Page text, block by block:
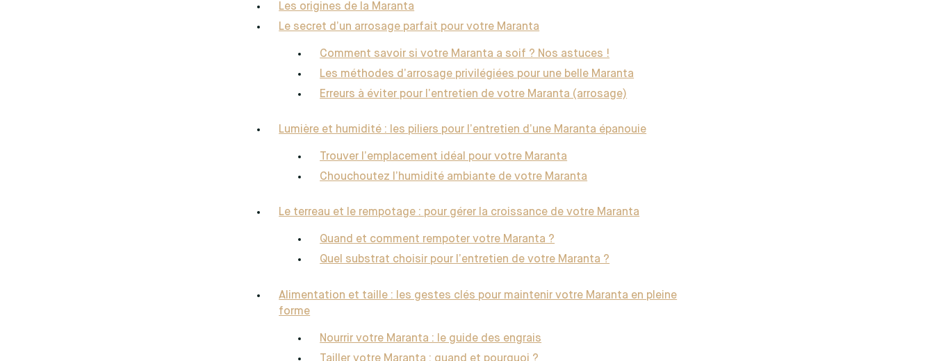
Les origines de la Maranta
Le secret d’un arrosage parfait pour votre Maranta
Comment savoir si votre Maranta a soif ? Nos astuces !
Les méthodes d’arrosage privilégiées pour une belle Maranta
Erreurs à éviter pour l’entretien de votre Maranta (arrosage)
Lumière et humidité : les piliers pour l’entretien d’une Maranta épanouie
Trouver l’emplacement idéal pour votre Maranta
Chouchoutez l’humidité ambiante de votre Maranta
Le terreau et le rempotage : pour gérer la croissance de votre Maranta
Quand et comment rempoter votre Maranta ?
Quel substrat choisir pour l’entretien de votre Maranta ?
Alimentation et taille : les gestes clés pour maintenir votre Maranta en pleine
forme
Nourrir votre Maranta : le guide des engrais
Tailler votre Maranta : quand et pourquoi ?